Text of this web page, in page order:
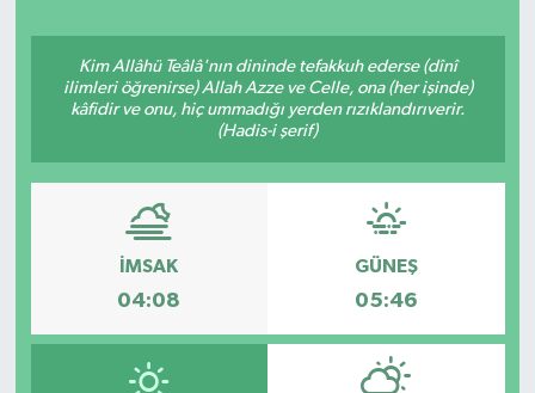
Kim Allâhü Teâlâ'nın dininde tefakkuh ederse (dînî
ilimleri öğrenirse) Allah Azze ve Celle, ona (her işinde)
kâfidir ve onu, hiç ummadığı yerden rızıklandırıverir.
(Hadis-i şerif)
İMSAK
04:08
GÜNEŞ
05:46
ÖZEL HABER
SAĞLIK
SPOR
YAŞAM VE ÇEVRE